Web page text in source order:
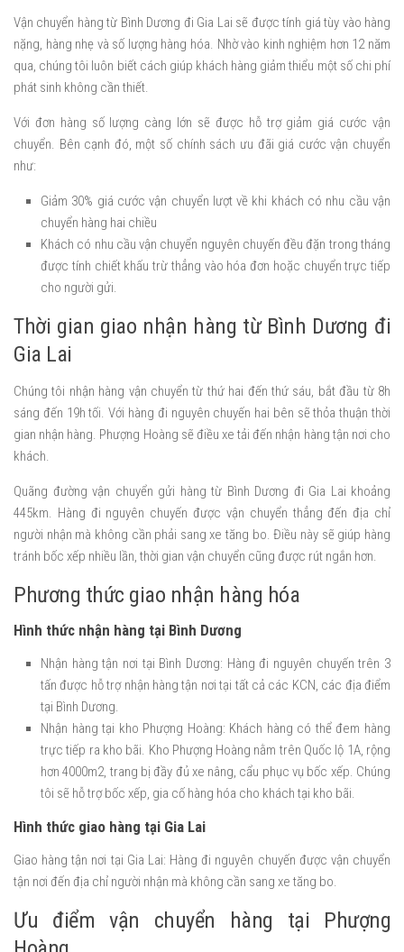
Vận chuyển hàng từ Bình Dương đi Gia Lai sẽ được tính giá tùy vào hàng
nặng, hàng nhẹ và số lượng hàng hóa. Nhờ vào kinh nghiệm hơn 12 năm
qua, chúng tôi luôn biết cách giúp khách hàng giảm thiểu một số chi phí
phát sinh không cần thiết.
Với đơn hàng số lượng càng lớn sẽ được hỗ trợ giảm giá cước vận
chuyển. Bên cạnh đó, một số chính sách ưu đãi giá cước vận chuyển
như:
Giảm 30% giá cước vận chuyển lượt về khi khách có nhu cầu vận
chuyển hàng hai chiều
Khách có nhu cầu vận chuyển nguyên chuyến đều đặn trong tháng
được tính chiết khấu trừ thẳng vào hóa đơn hoặc chuyển trực tiếp
cho người gửi.
Thời gian giao nhận hàng từ Bình Dương đi
Gia Lai
Chúng tôi nhận hàng vận chuyển từ thứ hai đến thứ sáu, bắt đầu từ 8h
sáng đến 19h tối. Với hàng đi nguyên chuyến hai bên sẽ thỏa thuận thời
gian nhận hàng. Phượng Hoàng sẽ điều xe tải đến nhận hàng tận nơi cho
khách.
Quãng đường vận chuyển gửi hàng từ Bình Dương đi Gia Lai khoảng
445km. Hàng đi nguyên chuyến được vận chuyển thẳng đến địa chỉ
người nhận mà không cần phải sang xe tăng bo. Điều này sẽ giúp hàng
tránh bốc xếp nhiều lần, thời gian vận chuyển cũng được rút ngắn hơn.
Phương thức giao nhận hàng hóa
Hình thức nhận hàng tại Bình Dương
Nhận hàng tận nơi tại Bình Dương: Hàng đi nguyên chuyến trên 3
tấn được hỗ trợ nhận hàng tận nơi tại tất cả các KCN, các địa điểm
tại Bình Dương.
Nhận hàng tại kho Phượng Hoàng: Khách hàng có thể đem hàng
trực tiếp ra kho bãi. Kho Phượng Hoàng nằm trên Quốc lộ 1A, rộng
hơn 4000m2, trang bị đầy đủ xe nâng, cẩu phục vụ bốc xếp. Chúng
tôi sẽ hỗ trợ bốc xếp, gia cố hàng hóa cho khách tại kho bãi.
Hình thức giao hàng tại Gia Lai
Giao hàng tận nơi tại Gia Lai: Hàng đi nguyên chuyến được vận chuyển
tận nơi đến địa chỉ người nhận mà không cần sang xe tăng bo.
Ưu điểm vận chuyển hàng tại Phượng